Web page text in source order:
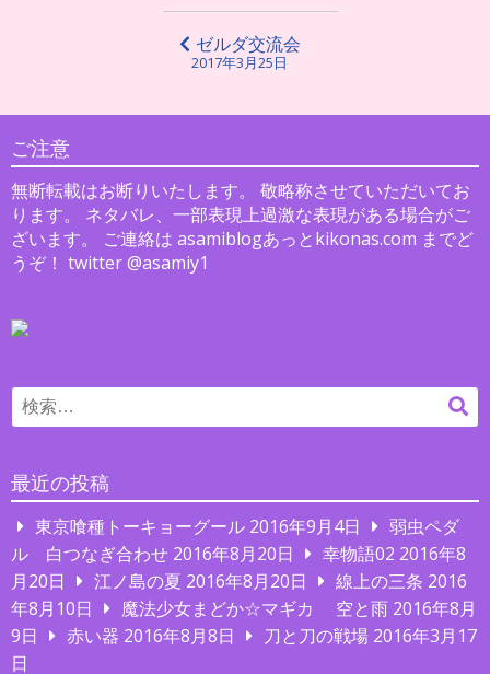
ー
シ
ョ
ン
ゼルダ交流会
2017年3月25日
ご注意
無断転載はお断りいたします。 敬略称させていただいてお
ります。 ネタバレ、一部表現上過激な表現がある場合がご
ざいます。 ご連絡は asamiblogあっとkikonas.com までど
うぞ！ twitter @asamiy1
Search
for:
検
最近の投稿
東京喰種トーキョーグール 2016年9月4日
弱虫ペダ
ル 白つなぎ合わせ 2016年8月20日 幸物語02 2016年8
月20日
江ノ島の夏 2016年8月20日 線上の三条 2016
年8月10日
魔法少女まどか☆マギカ 空と雨 2016年8月
9日
赤い器 2016年8月8日 刀と刀の戦場 2016年3月17
日